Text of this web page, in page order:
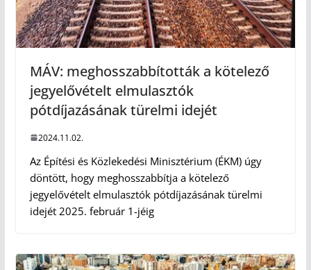
MÁV: meghosszabbították a kötelező
jegyelővételt elmulasztók
pótdíjazásának türelmi idejét
2024.11.02.
Az Építési és Közlekedési Minisztérium (ÉKM) úgy
döntött, hogy meghosszabbítja a kötelező
jegyelővételt elmulasztók pótdíjazásának türelmi
idejét 2025. február 1-jéig